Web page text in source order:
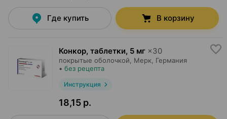
Где купить В корзину
Конкор, таблетки, 5 мг ×30
покрытые оболочкой, Мерк , Германия
• без рецепта
Инструкция
18,15 р.